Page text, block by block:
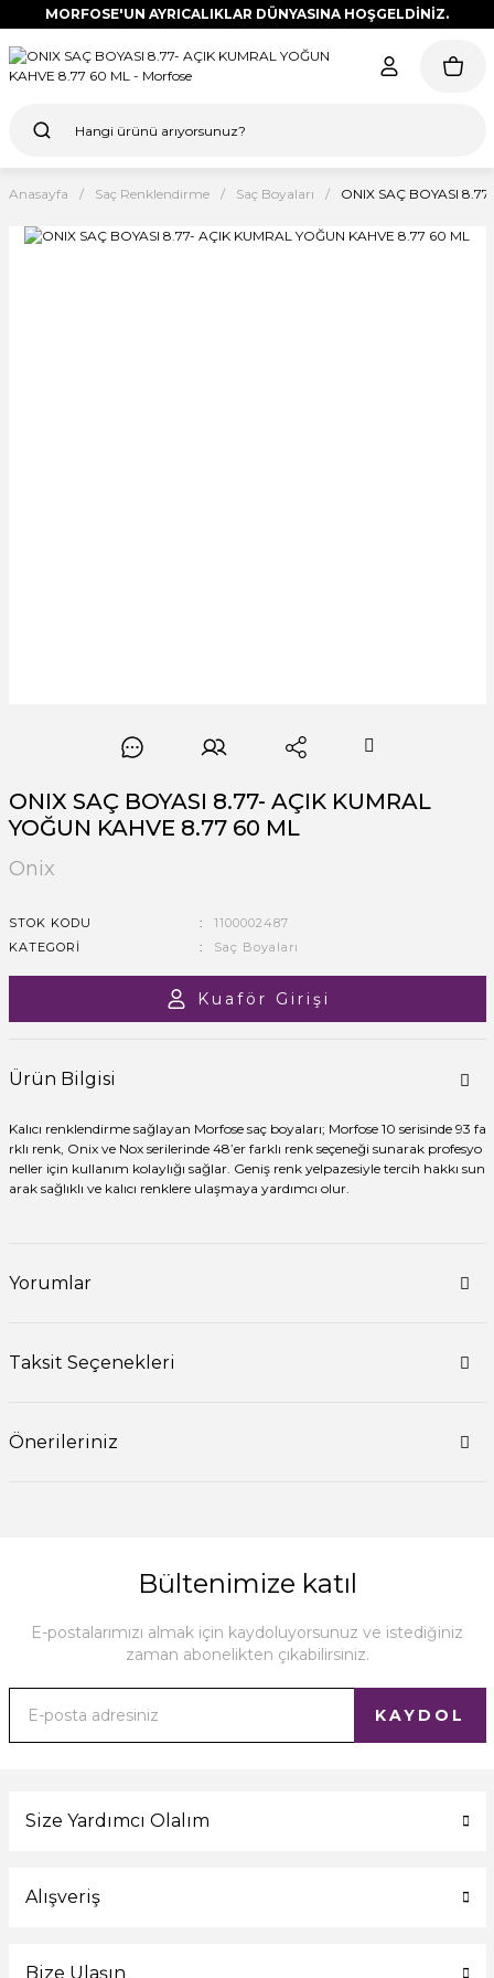
MORFOSE'UN AYRICALIKLAR DÜNYASINA HOŞGELDİNİZ.
Anasayfa Saç Renklendirme Saç Boyaları ONIX SAÇ BOYASI
ONIX SAÇ BOYASI 8.77- AÇIK KUMRAL
YOĞUN KAHVE 8.77 60 ML
Onix
STOK KODU
1100002487
KATEGORI
Saç Boyaları
Kuaför Girişi
Ürün Bilgisi
Kalıcı renklendirme sağlayan Morfose saç boyaları; Morfose 10 serisinde 93 fa
rklı renk, Onix ve Nox serilerinde 48’er farklı renk seçeneği sunarak profesyo
neller için kullanım kolaylığı sağlar. Geniş renk yelpazesiyle tercih hakkı sun
arak sağlıklı ve kalıcı renklere ulaşmaya yardımcı olur.
Yorumlar
Taksit Seçenekleri
Önerileriniz
Bültenimize katıl
E-postalarımızı almak için kaydoluyorsunuz ve istediğiniz
zaman abonelikten çıkabilirsiniz.
KAYDOL
Size Yardımcı Olalım
Alışveriş
Bize Ulaşın